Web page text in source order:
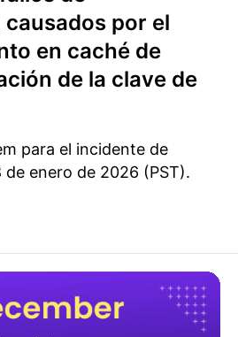
por el
en caché de
de la clave de
para el incidente de
enero de 2026 (PST).
de Logto